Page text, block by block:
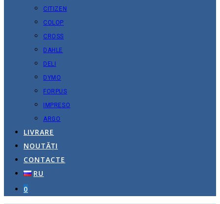
CITIZEN
COLOP
CROSS
DAHLE
DELI
DYMO
FORPUS
IMPRESO
ARGO
LIVRARE
NOUTĂȚI
CONTACTE
RU
0